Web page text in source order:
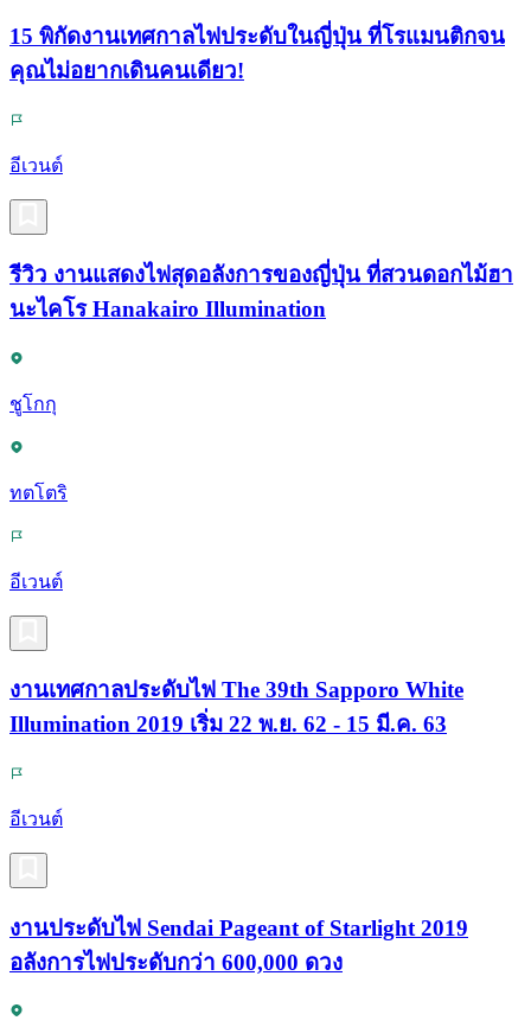
15 พิกัดงานเทศกาลไฟประดับในญี่ปุ่น ที่โรแมนติกจน
คุณไม่อยากเดินคนเดียว!
อีเวนต์
รีวิว งานแสดงไฟสุดอลังการของญี่ปุ่น ที่สวนดอกไม้ฮา
นะไคโร Hanakairo Illumination
ชูโกกุ
ทตโตริ
อีเวนต์
งานเทศกาลประดับไฟ The 39th Sapporo White
Illumination 2019 เริ่ม 22 พ.ย. 62 - 15 มี.ค. 63
อีเวนต์
งานประดับไฟ Sendai Pageant of Starlight 2019
อลังการไฟประดับกว่า 600,000 ดวง